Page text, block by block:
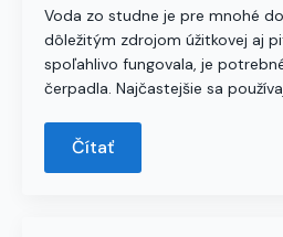
Voda zo studne je pre mnohé
dôležitým zdrojom úžitkovej aj
spoľahlivo fungovala, je
čerpadla. Najčastejšie sa
Čítať